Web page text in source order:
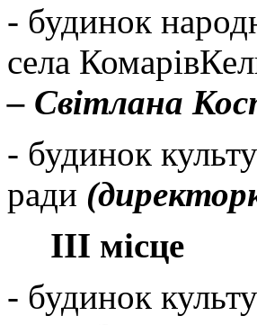
- будинок
села Комарів
– Світлана
- будинок
ради
ІІІ місце
- будинок